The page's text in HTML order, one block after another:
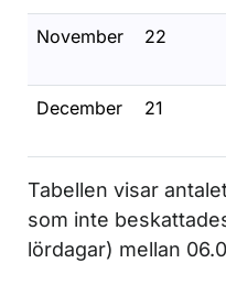
för Statistik 2012
för Statistik 2011
för Statistik 2010
Undermeny för Statistik 2009
Undermeny för Statistik 2008
November 22
December 21
Tabellen visar
som inte
lördagar) mellan